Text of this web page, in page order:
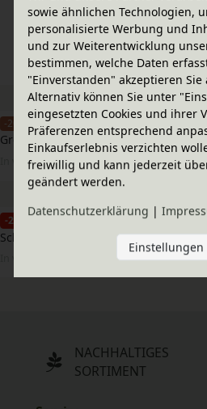
-20% Code
Greifling
In verschiedenen Farben
-25 %
Schnullerkette
In verschiedenen Farben
NACHHALTIGES
SORTIMENT
sowie ähnlichen Technologien,
personalisierte Werbung und
und zur Weiterentwicklung
bestimmen, welche Daten
"Einverstanden" akzeptieren
Alternativ können Sie unter
eingesetzten Cookies und ihrer
Präferenzen entsprechend
Einkaufserlebnis verzichten
freiwillig und kann jederzeit
geändert werden.
Daten­schutz­erklärung |
Einstellungen